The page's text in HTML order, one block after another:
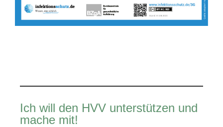
Ich will den HVV unterstützen und
mache mit!